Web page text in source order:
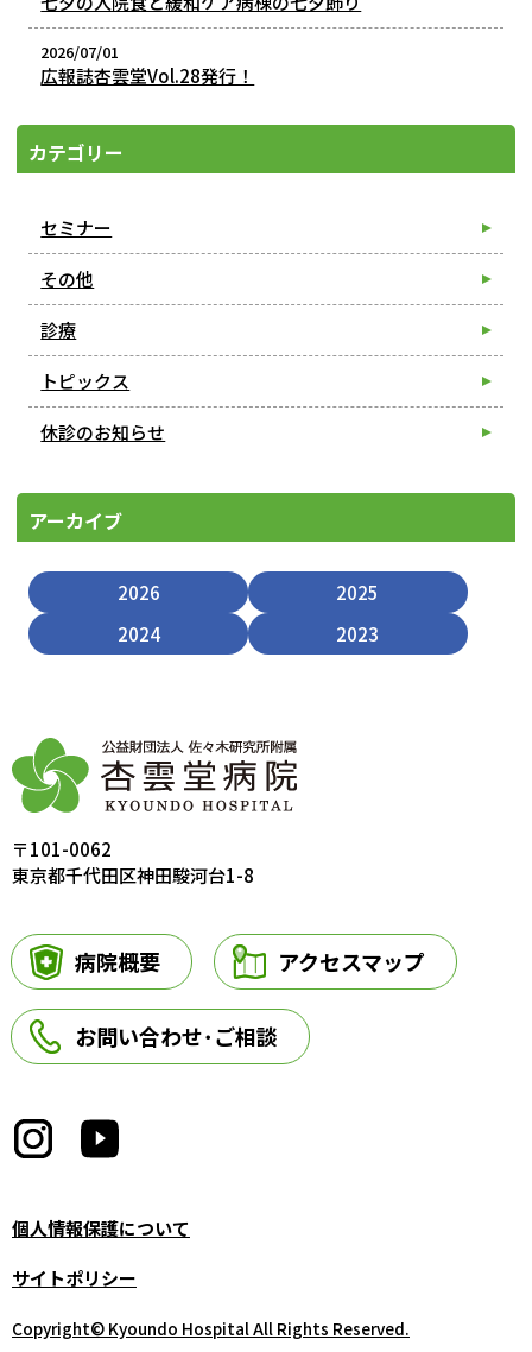
2026/07/01
広報誌杏雲堂Vol.28発行！
カテゴリー
セミナー
その他
診療
トピックス
休診のお知らせ
アーカイブ
2026
2025
2024
2023
〒101-0062
東京都千代田区神田駿河台1-8
病院概要 アクセスマップ
お問い合わせ･ご相談
個人情報保護について
サイトポリシー
Copyright© Kyoundo Hospital All Rights Reserved.